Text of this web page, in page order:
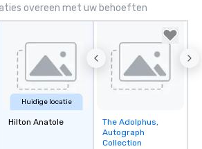
overeen met uw behoeften
Huidige locatie
Hilton Anatole
Removed from
favorites
The Adolphus,
Autograph
Collection